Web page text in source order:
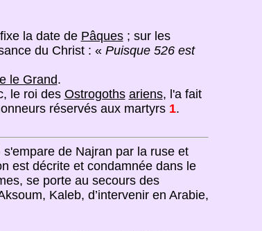
la date de Pâques; sur les
du Christ : « Puisque 526 est
le Grand.
le roi des Ostrogoths ariens, l'a fait
réservés aux martyrs 1.
de Najran par la ruse et
est décrite et condamnée dans le
se porte au secours des
Kaleb, d’intervenir en Arabie,